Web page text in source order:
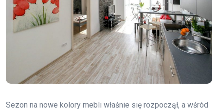
Sezon na nowe kolory mebli właśnie się rozpoczął, a wśród